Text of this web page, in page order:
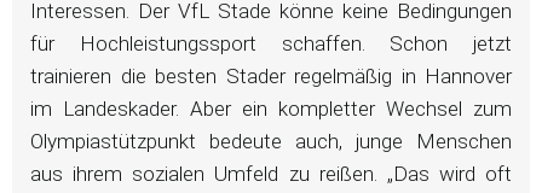
Interessen. Der VfL Stade könne keine Bedingungen
für Hochleistungssport schaffen. Schon jetzt
trainieren die besten Stader regelmäßig in Hannover
im Landeskader. Aber ein kompletter Wechsel zum
Olympiastützpunkt bedeute auch, junge Menschen
aus ihrem sozialen Umfeld zu reißen. „Das wird oft